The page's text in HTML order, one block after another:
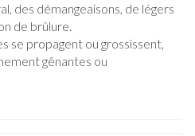
des démangeaisons, de légers
de brûlure.
se propagent ou grossissent,
gênantes ou